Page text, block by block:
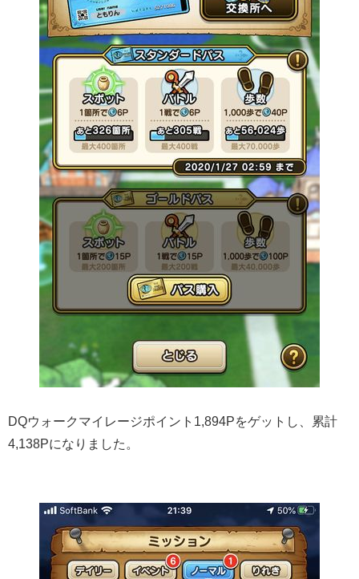
DQウォークマイレージポイント1,894Pをゲットし、累計
4,138Pになりました。